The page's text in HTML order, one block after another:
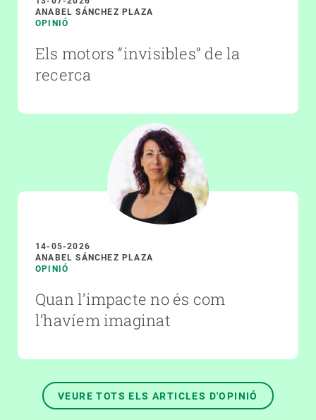
ANABEL SÁNCHEZ PLAZA
OPINIÓ
Els motors “invisibles” de la
recerca
14-05-2026
ANABEL SÁNCHEZ PLAZA
OPINIÓ
Quan l’impacte no és com
l’havíem imaginat
VEURE TOTS ELS ARTICLES D'OPINIÓ